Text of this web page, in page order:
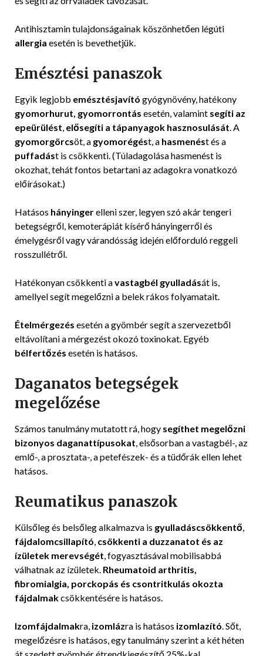
Antihisztamin tulajdonságainak köszönhetően légúti
allergia esetén is bevethetjük.
Emésztési panaszok
Egyik legjobb emésztésjavító gyógynövény, hatékony
gyomorhurut, gyomorrontás esetén, valamint segíti az
epeürülést, elősegíti a tápanyagok hasznosulását. A
gyomorgörcsöt, a gyomorégést, a hasmenést és a
puffadást is csökkenti. (Túladagolása hasmenést is
okozhat, tehát fontos betartani az adagokra vonatkozó
előírásokat.)
Hatásos hányingerelleni szer, legyen szó akár tengeri
betegségről, kemoterápiát kísérő hányingerről és
émelygésről vagy várandósság idején előforduló reggeli
rosszullétről.
Hatékonyan csökkenti avastagbél gyulladását is,
amellyel segít megelőzni a belek rákos folyamatait.
Ételmérgezés esetén a gyömbér segít a szervezetből
eltávolítani a mérgezést okozó toxinokat. Egyéb
bélfertőzés esetén is hatásos.
Daganatos betegségek
megelőzése
Számos tanulmány mutatott rá, hogy segíthet megelőzni
bizonyos daganattípusokat, elsősorban a vastagbél-, az
emlő-, a prosztata-, a petefészek- és a tüdőrák ellen lehet
hatásos.
Reumatikus panaszok
Külsőleg és belsőleg alkalmazva is gyulladáscsökkentő,
fájdalomcsillapító, csökkenti a duzzanatot és az
ízületek merevségét, fogyasztásával mobilisabbá
válhatnak az ízületek. Rheumatoid arthritis,
fibromialgia, porckopás és csontritkulás okozta
fájdalmakcsökkentésére is hatásos.
Izomfájdalmakra, izomlázra is hatásos izomlazító. Sőt,
megelőzésre is hatásos, egy tanulmány szerint a két héten